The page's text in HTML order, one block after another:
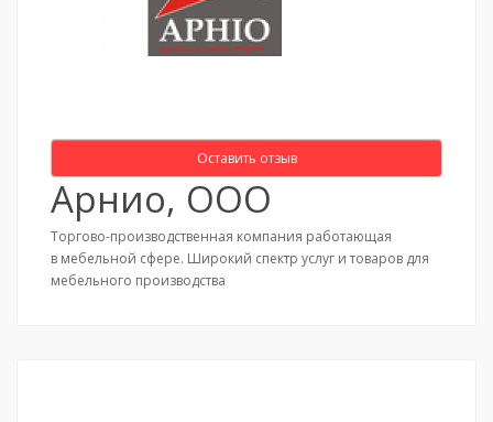
Оставить отзыв
Арнио, ООО
Торгово-производственная компания работающая
в мебельной сфере. Широкий спектр услуг и товаров для
мебельного производства